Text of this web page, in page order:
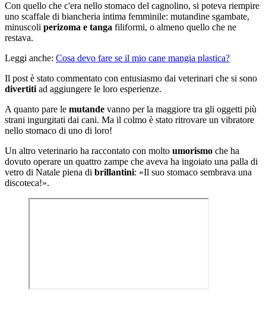
Con quello che c'era nello stomaco del cagnolino, si poteva riempire
uno scaffale di biancheria intima femminile: mutandine sgambate,
minuscoli perizoma e tanga filiformi, o almeno quello che ne
restava.
Leggi anche: Cosa devo fare se il mio cane mangia plastica?
Il post è stato commentato con entusiasmo dai veterinari che si sono
divertiti ad aggiungere le loro esperienze.
A quanto pare le mutande vanno per la maggiore tra gli oggetti più
strani ingurgitati dai cani. Ma il colmo è stato ritrovare un vibratore
nello stomaco di uno di loro!
Un altro veterinario ha raccontato con molto umorismo che ha
dovuto operare un quattro zampe che aveva ha ingoiato una palla di
vetro di Natale piena di brillantini: «Il suo stomaco sembrava una
discoteca!».